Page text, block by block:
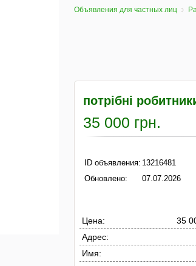
Объявления для частных лиц
потрібні
35 000 грн.
ID объявления: 13216481
Обновлено:
07.07.2026
Цена:
35
Адрес:
Имя: